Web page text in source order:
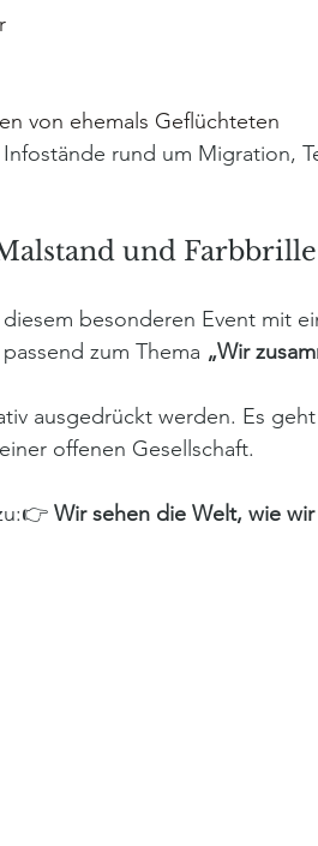
von ehemals Geflüchteten
rund um Migration,
und Farbbrille
besonderen Event mit
zum Thema „Wir
ausgedrückt werden. Es
offenen Gesellschaft.
Wir sehen die Welt, wie